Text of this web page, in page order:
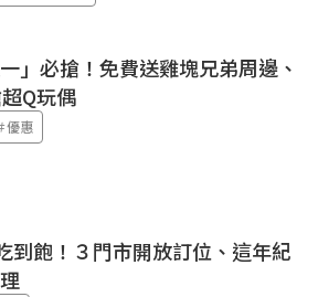
」必搶！免費送雞塊兄弟周邊、
Q玩偶
優惠
到飽！３門市開放訂位、這年紀